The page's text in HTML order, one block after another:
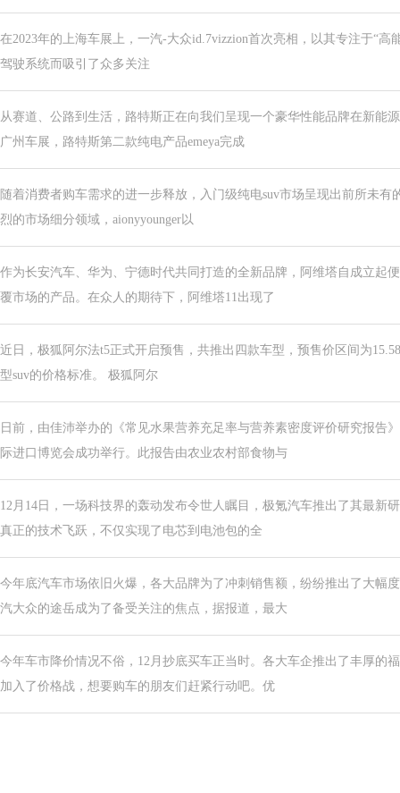
在2023年的上海车展上，一汽-大众id.7vizzion首次亮相，以其专注于“高
驾驶系统而吸引了众多关注
从赛道、公路到生活，路特斯正在向我们呈现一个豪华性能品牌在新能
广州车展，路特斯第二款纯电产品emeya完成
随着消费者购车需求的进一步释放，入门级纯电suv市场呈现出前所未有
烈的市场细分领域，aionyyounger以
作为长安汽车、华为、宁德时代共同打造的全新品牌，阿维塔自成立起
覆市场的产品。在众人的期待下，阿维塔11出现了
近日，极狐阿尔法t5正式开启预售，共推出四款车型，预售价区间为
型suv的价格标准。 极狐阿尔
日前，由佳沛举办的《常见水果营养充足率与营养素密度评价研究报告
际进口博览会成功举行。此报告由农业农村部食物与
12月14日，一场科技界的轰动发布令世人瞩目，极氪汽车推出了其最新
真正的技术飞跃，不仅实现了电芯到电池包的全
今年底汽车市场依旧火爆，各大品牌为了冲刺销售额，纷纷推出了大幅
汽大众的途岳成为了备受关注的焦点，据报道，最大
今年车市降价情况不俗，12月抄底买车正当时。各大车企推出了丰厚的
加入了价格战，想要购车的朋友们赶紧行动吧。优